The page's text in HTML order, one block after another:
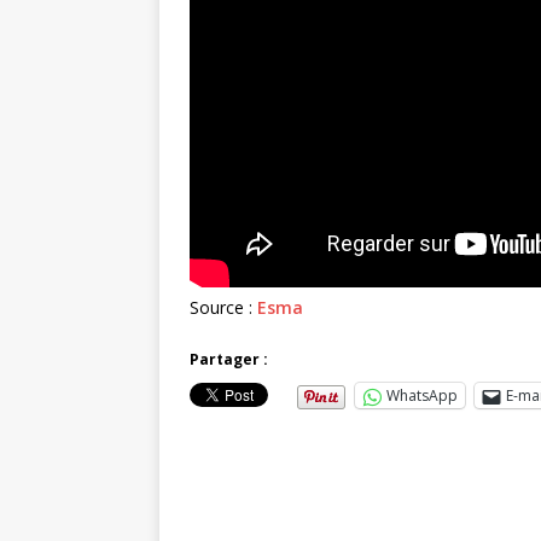
Source : Esma
Partager :
WhatsApp
E-